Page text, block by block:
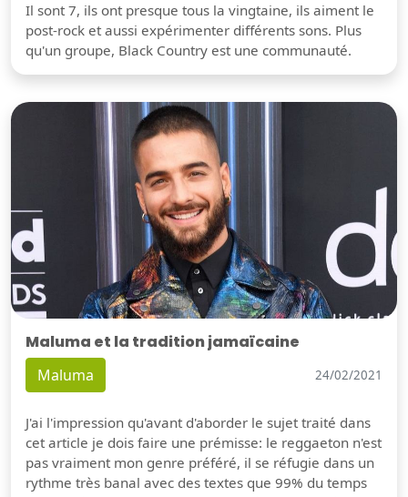
Il sont 7, ils ont presque tous la vingtaine, ils aiment le
post-rock et aussi expérimenter différents sons. Plus
qu'un groupe, Black Country est une communauté.
Maluma et la tradition jamaïcaine
Maluma 24/02/2021
J'ai l'impression qu'avant d'aborder le sujet traité dans
cet article je dois faire une prémisse: le reggaeton n'est
pas vraiment mon genre préféré, il se réfugie dans un
rythme très banal avec des textes que 99% du temps